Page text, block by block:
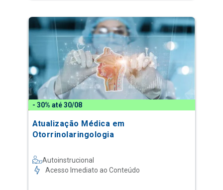
- 30% até 30/08
Atualização Médica em
Otorrinolaringologia
Autoinstrucional
Acesso Imediato ao Conteúdo